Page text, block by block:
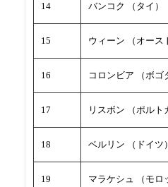
14 バンコク （タイ）
15 ウィーン （オース
16 コロンビア （ボゴ
17 リスボン （ポルト
18 ベルリン （ドイツ
19 マラケシュ （モロ